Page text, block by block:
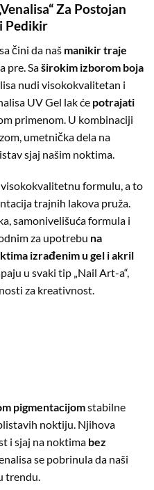
Za Postojan
Pedikir
čini da naš manikir traje
pre. Saširokim izborom boja
nudi visokokvalitetan i
UV Gel lak će potrajati
primenom. U kombinaciji
umetnička dela na
sjaj našim noktima.
formulu, a to
trajnih lakova pruža.
samonivelišuća formula i
za upotrebu na
izrađenim u gel i akril
u svaki tip „Nail Art-a“,
za kreativnost.
pigmentacijomstabilne
noktiju. Njihova
i sjaj na noktima bez
se pobrinula da naši
trendu.